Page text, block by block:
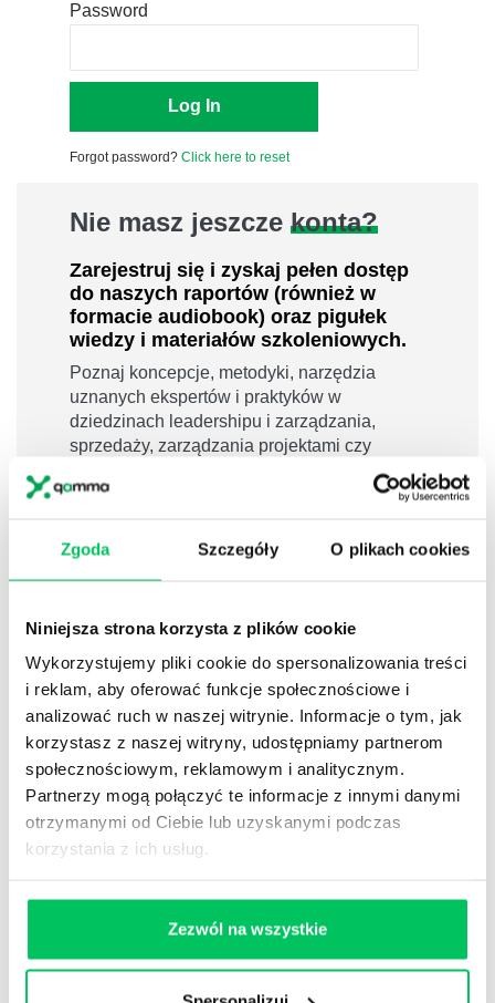
Zgoda Szczegóły O plikach cookies
Niniejsza strona korzysta z plików cookie
Wykorzystujemy pliki cookie do spersonalizowania treści
i reklam, aby oferować funkcje społecznościowe i
analizować ruch w naszej witrynie. Informacje o tym, jak
korzystasz z naszej witryny, udostępniamy partnerom
społecznościowym, reklamowym i analitycznym.
Partnerzy mogą połączyć te informacje z innymi danymi
otrzymanymi od Ciebie lub uzyskanymi podczas
korzystania z ich usług.
Zezwól na wszystkie
Password
Forgot password? Click here to reset
Nie masz jeszcze konta?
Zarejestruj się i zyskaj pełen dostęp
do naszych raportów (również w
formacie audiobook) oraz pigułek
wiedzy i materiałów szkoleniowych.
Poznaj koncepcje, metodyki, narzędzia
uznanych ekspertów i praktyków w
dziedzinach leadershipu i zarządzania,
sprzedaży, zarządzania projektami czy
Nowy użytkownik?
Zarejestruj się
Zobacz co znajdzieszw
wikiGamma+